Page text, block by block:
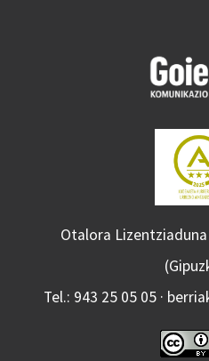
Otalora Lizentziaduna
Tel.: 943 25 05 05 ·